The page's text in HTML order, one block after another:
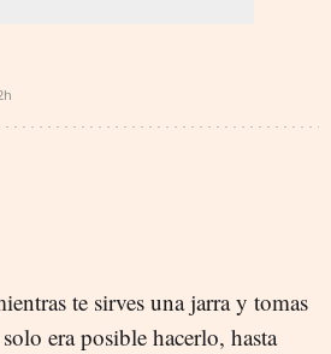
te sirves una jarra y tomas
era posible hacerlo, hasta